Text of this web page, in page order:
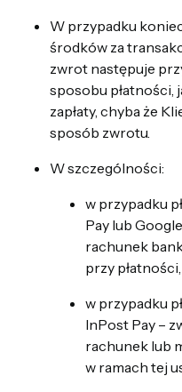
W przypadku
środków za
zwrot następuje
sposobu płatności,
zapłaty, chyba że
sposób zwrotu.
W szczególności:
w przypadku
Pay lub
rachunek
przy płatności,
w przypadku
InPost Pay –
rachunek lub
w ramach tej